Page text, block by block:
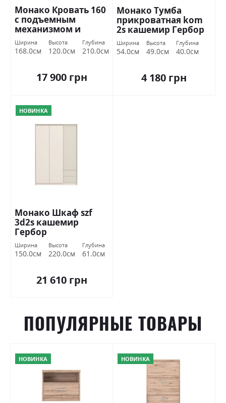
Монако Кровать 160
с подъемным
механизмом и
вкладом кашемир
Гербор
Ширина
168.0см
Высота
120.0см
Глубина
210.0см
17 900 грн
Монако Тумба
прикроватная kom
2s кашемир Гербор
Ширина
54.0см
Высота
49.0см
Глубина
40.0см
4 180 грн
НОВИНКА
Монако Шкаф szf
3d2s кашемир
Гербор
Ширина
150.0см
Высота
220.0см
Глубина
61.0см
21 610 грн
ПОПУЛЯРНЫЕ ТОВАРЫ
НОВИНКА НОВИНКА